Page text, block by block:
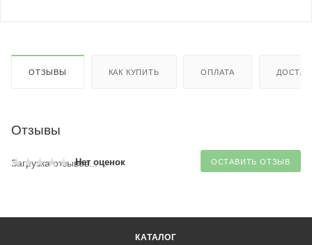
ОТЗЫВЫ КАК КУПИТЬ ОПЛАТА
Отзывы
Нет оценок ОСТАВИТЬ ОТЗЫВ
Загрузка отзывов...
КАТАЛОГ